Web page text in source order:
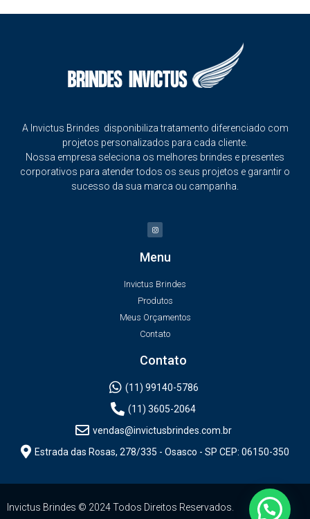
A Invictus Brindes disponibiliza tratamento diferenciado com
projetos personalizados para cada cliente.
Nossa empresa seleciona os melhores brindes e presentes
corporativos para atender todos os seus projetos e garantir o
sucesso da sua marca ou campanha.
Menu
Invictus Brindes
Produtos
Meus Orçamentos
Contato
Contato
(11) 99140-5786
(11) 3605-2064
vendas@invictusbrindes.com.br
Estrada das Rosas, 278/335 - Osasco - SP CEP: 06150-350
Invictus Brindes © 2024 Todos Direitos Reservados.